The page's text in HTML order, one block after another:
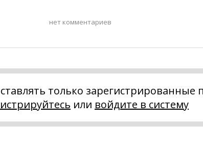
нет комментариев
только зарегистрированные
или войдите в систему